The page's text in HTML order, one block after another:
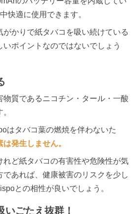
快適に使用できます。
がかりで紙タバコを吸い続けている
ポイントなのではないでしょう
質であるニコチン・タール・一酸
はタバコ葉の燃焼を伴わないた
発生しません。
れど紙タバコの有害性や危険性が気
であれば、健康被害のリスクを少し
との相性が良いでしょう。
いごたえ抜群！